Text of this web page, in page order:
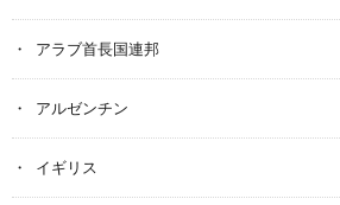
アラブ首長国連邦
アルゼンチン
イギリス